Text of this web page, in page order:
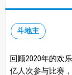
斗地主
回顾2020年的欢
亿人次参与比赛